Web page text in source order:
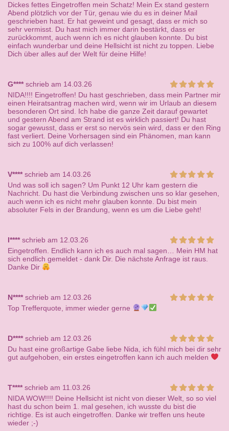
Dickes fettes Eingetroffen mein Schatz! Mein Ex stand gestern
Abend plötzlich vor der Tür, genau wie du es in deiner Mail
geschrieben hast. Er hat geweint und gesagt, dass er mich so
sehr vermisst. Du hast mich immer darin bestärkt, dass er
zurückkommt, auch wenn ich es nicht glauben konnte. Du bist
einfach wunderbar und deine Hellsicht ist nicht zu toppen. Liebe
Dich über alles auf der Welt für deine Hilfe!
G****schrieb am 14.03.26
NIDA!!!! Eingetroffen! Du hast geschrieben, dass mein Partner mir
einen Heiratsantrag machen wird, wenn wir im Urlaub an diesem
besonderen Ort sind. Ich habe die ganze Zeit darauf gewartet
und gestern Abend am Strand ist es wirklich passiert! Du hast
sogar gewusst, dass er erst so nervös sein wird, dass er den Ring
fast verliert. Deine Vorhersagen sind ein Phänomen, man kann
sich zu 100% auf dich verlassen!
V****schrieb am 14.03.26
Und was soll ich sagen? Um Punkt 12 Uhr kam gestern die
Nachricht. Du hast die Verbindung zwischen uns so klar gesehen,
auch wenn ich es nicht mehr glauben konnte. Du bist mein
absoluter Fels in der Brandung, wenn es um die Liebe geht!
I****schrieb am 12.03.26
Eingetroffen. Endlich kann ich es auch mal sagen… Mein HM hat
sich endlich gemeldet - dank Dir. Die nächste Anfrage ist raus.
Danke Dir
N****schrieb am 12.03.26
Top Trefferquote, immer wieder gerne
D****schrieb am 12.03.26
Du hast eine großartige Gabe liebe Nida, ich fühl mich bei dir sehr
gut aufgehoben, ein erstes eingetroffen kann ich auch melden
T****schrieb am 11.03.26
NIDA WOW!!!! Deine Hellsicht ist nicht von dieser Welt, so so viel
hast du schon beim 1. mal gesehen, ich wusste du bist die
richtige. Es ist auch eingetroffen. Danke wir treffen uns heute
wieder ;-)